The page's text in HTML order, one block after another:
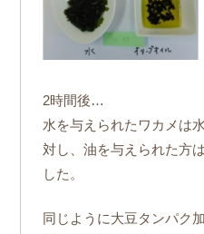
2時間後…
水を与えられたワカメは
対し、油を与えられた方
した。
同じように大豆タンパク